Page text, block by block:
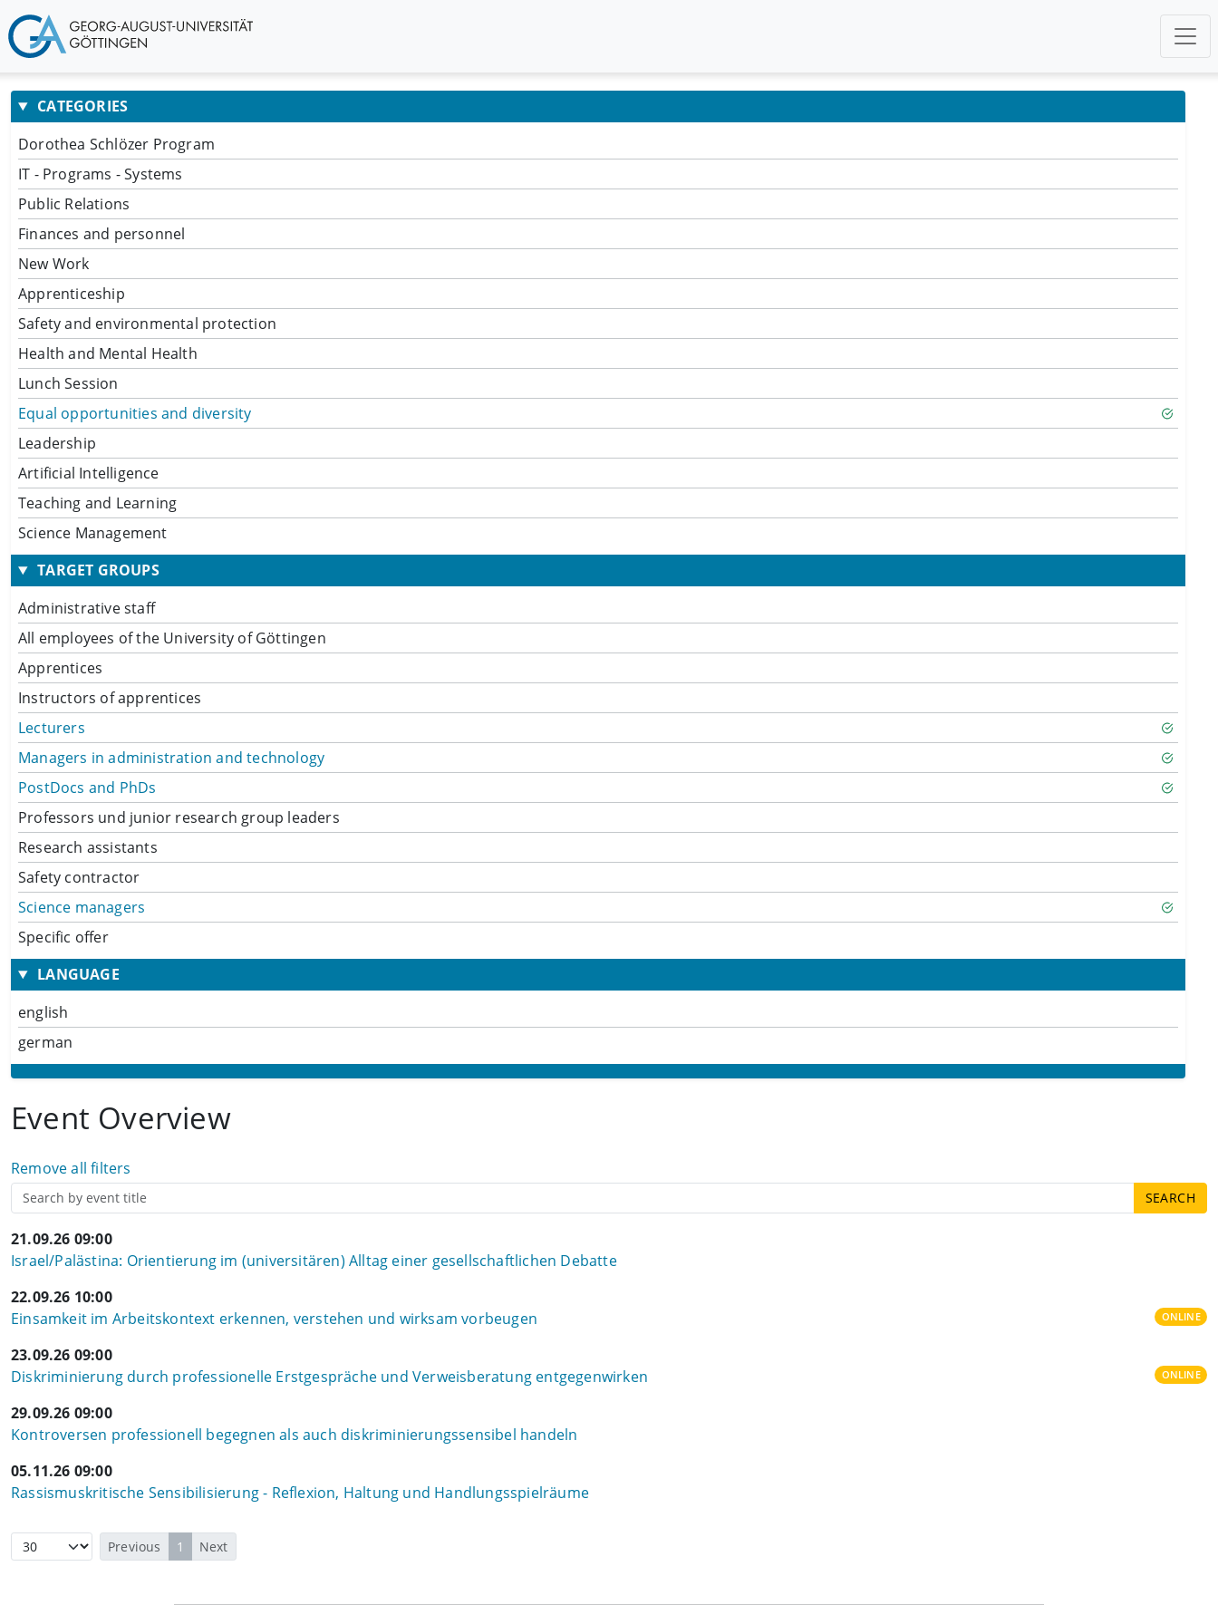
CATEGORIES
Dorothea Schlözer Program
IT - Programs - Systems
Public Relations
Finances and personnel
New Work
Apprenticeship
Safety and environmental protection
Health and Mental Health
Lunch Session
Equal opportunities and diversity
Leadership
Artificial Intelligence
Teaching and Learning
Science Management
TARGET GROUPS
Administrative staff
All employees of the University of Göttingen
Apprentices
Instructors of apprentices
Lecturers
Managers in administration and technology
PostDocs and PhDs
Professors und junior research group leaders
Research assistants
Safety contractor
Science managers
Specific offer
LANGUAGE
english
german
Event Overview
Remove all filters
21.09.26 09:00
Israel/Palästina: Orientierung im (universitären) Alltag einer gesellschaftlichen Debatte
22.09.26 10:00
Einsamkeit im Arbeitskontext erkennen, verstehen und wirksam vorbeugen
ONLINE
23.09.26 09:00
Diskriminierung durch professionelle Erstgespräche und Verweisberatung entgegenwirken
ONLINE
29.09.26 09:00
Kontroversen professionell begegnen als auch diskriminierungssensibel handeln
05.11.26 09:00
Rassismuskritische Sensibilisierung - Reflexion, Haltung und Handlungsspielräume
Previous 1 Next